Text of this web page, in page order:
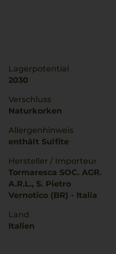
Lagerpotential
2030
Verschluss
Naturkorken
Allergenhinweis
enthält Sulfite
Hersteller / Importeur
Tormaresca SOC. AGR.
A.R.L., S. Pietro
Vernotico (BR) - Italia
Land
Italien